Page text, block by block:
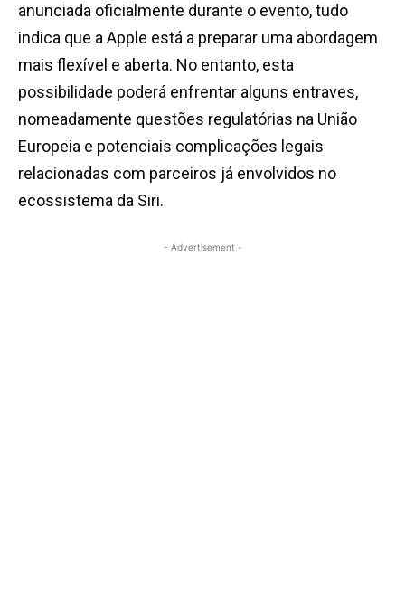
anunciada oficialmente durante o evento, tudo
indica que a Apple está a preparar uma abordagem
mais flexível e aberta. No entanto, esta
possibilidade poderá enfrentar alguns entraves,
nomeadamente questões regulatórias na União
Europeia e potenciais complicações legais
relacionadas com parceiros já envolvidos no
ecossistema da Siri.
- Advertisement -